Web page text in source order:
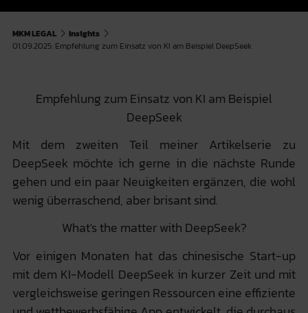
MKM LEGAL
Insights
01.09.2025: Empfehlung zum Einsatz von KI am Beispiel DeepSeek
Empfehlung zum Einsatz von KI am Beispiel
DeepSeek
Mit dem zweiten Teil meiner Artikelserie zu
DeepSeek möchte ich gerne in die nächste Runde
gehen und ein paar Neuigkeiten ergänzen, die wohl
wenig überraschend, aber brisant sind.
What's the matter with DeepSeek?
Vor einigen Monaten hat das chinesische Start-up
mit dem KI-Modell DeepSeek in kurzer Zeit und mit
vergleichsweise geringen Ressourcen eine effiziente